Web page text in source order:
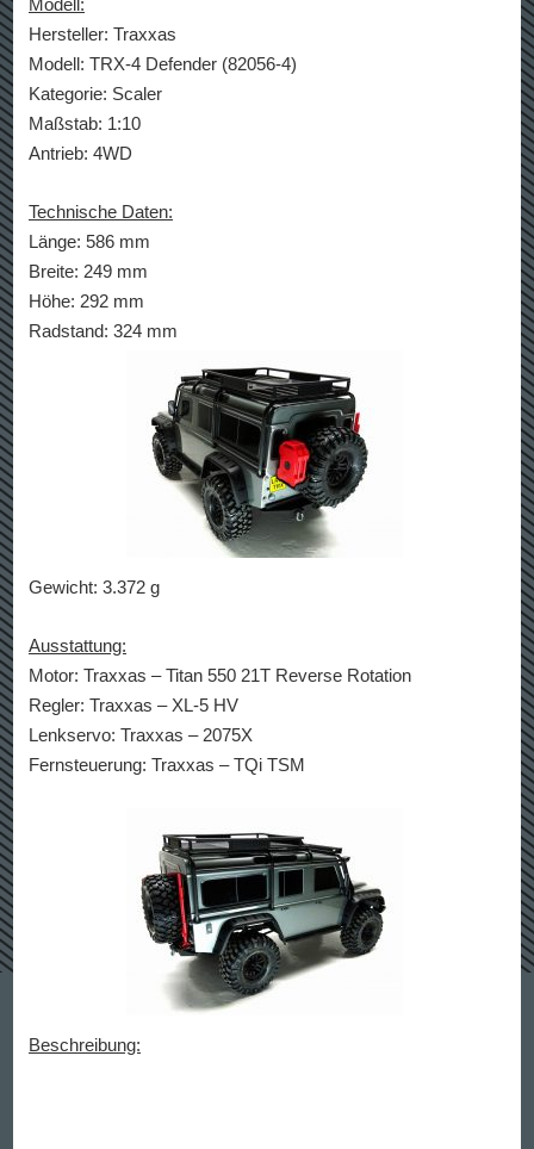
Modell:
Hersteller: Traxxas
Modell: TRX-4 Defender (82056-4)
Kategorie: Scaler
Maßstab: 1:10
Antrieb: 4WD
Technische Daten:
Länge: 586 mm
Breite: 249 mm
Höhe: 292 mm
Radstand: 324 mm
Gewicht: 3.372 g
Ausstattung:
Motor: Traxxas – Titan 550 21T Reverse Rotation
Regler: Traxxas – XL-5 HV
Lenkservo: Traxxas – 2075X
Fernsteuerung: Traxxas – TQi TSM
Beschreibung: